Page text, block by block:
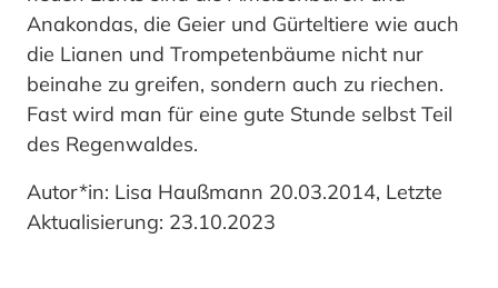
Anakondas, die Geier und Gürteltiere wie auch
die Lianen und Trompetenbäume nicht nur
beinahe zu greifen, sondern auch zu riechen.
Fast wird man für eine gute Stunde selbst Teil
des Regenwaldes.
Autor*in: Lisa Haußmann 20.03.2014, Letzte
Aktualisierung: 23.10.2023